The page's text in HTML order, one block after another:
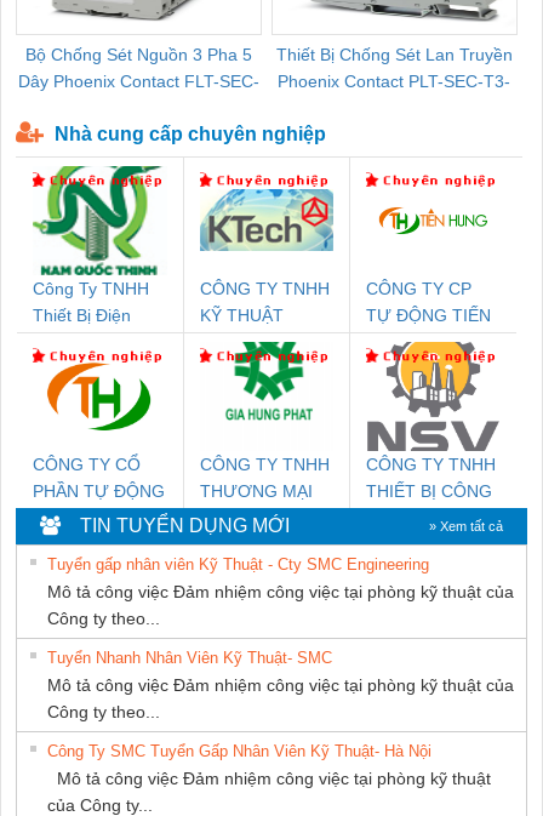
Bộ Chống Sét Nguồn 3 Pha 5
Dây Phoenix Contact FLT-SEC-
Thiết Bị Chống Sét Lan Truyền
Phoenix Contact PLT-SEC-T3-
Nhà cung cấp chuyên nghiệp
Công Ty TNHH
Thiết Bị Điện
CÔNG TY TNHH
KỸ THUẬT
KTECH VIỆT
NAM
CÔNG TY CP
TỰ ĐỘNG TIẾN
HƯNG
CÔNG TY CỔ
PHẦN TỰ ĐỘNG
TIẾN HƯNG
CÔNG TY TNHH
THƯƠNG MẠI
DỊCH VỤ KỸ
THUẬT ĐIỆN CƠ
GIA HƯNG
PHÁT
CÔNG TY TNHH
THIẾT BỊ CÔNG
NGHIỆP NIHON
SETSUBI VIỆT
NAM
TIN TUYỂN DỤNG MỚI » Xem tất cả
Tuyển gấp nhân viên Kỹ Thuật - Cty SMC Engineering
Mô tả công việc Đảm nhiệm công việc tại phòng kỹ thuật của
Công ty theo...
Tuyển Nhanh Nhân Viên Kỹ Thuật- SMC
Mô tả công việc Đảm nhiệm công việc tại phòng kỹ thuật của
Công ty theo...
Công Ty SMC Tuyển Gấp Nhân Viên Kỹ Thuật- Hà Nội
Mô tả công việc Đảm nhiệm công việc tại phòng kỹ thuật
của Công ty...